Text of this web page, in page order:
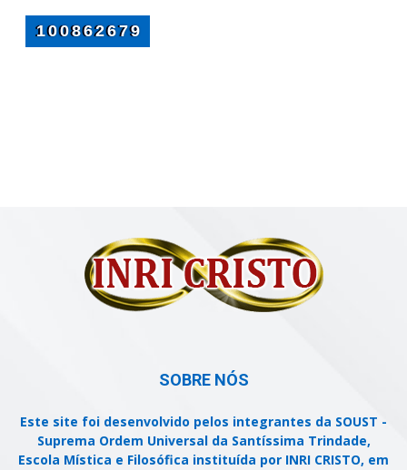
SOBRE NÓS
Este site foi desenvolvido pelos integrantes da SOUST -
Suprema Ordem Universal da Santíssima Trindade,
Escola Mística e Filosófica instituída por INRI CRISTO, em